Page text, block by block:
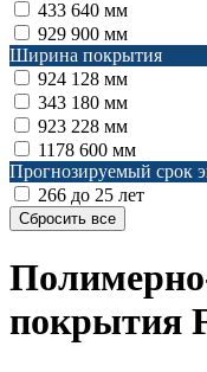
433 640 мм
929 900 мм
Ширина покрытия
924 128 мм
343 180 мм
923 228 мм
1178 600 мм
Прогнозируемый срок
266 до 25 лет
покрытия